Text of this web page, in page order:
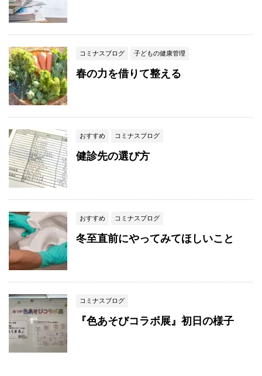
コミナスブログ 子どもの健康管理
春の力を借りて整える
おすすめ コミナスブログ
健診先の選び方
おすすめ コミナスブログ
冬至直前にやってみてほしいこと
コミナスブログ
『色あそびコラボ展』初日の様子